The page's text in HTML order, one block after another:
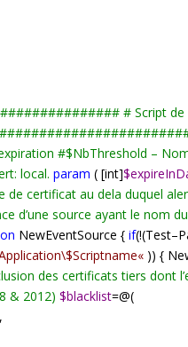
# Script
#$NbThreshold –
local. param ( [int]
de certificat au dela duquel
d’une source ayant le nom
NewEventSource {if(!(Test–
« )) {
des certificats tiers dont
& 2012) $blacklist=@(
,